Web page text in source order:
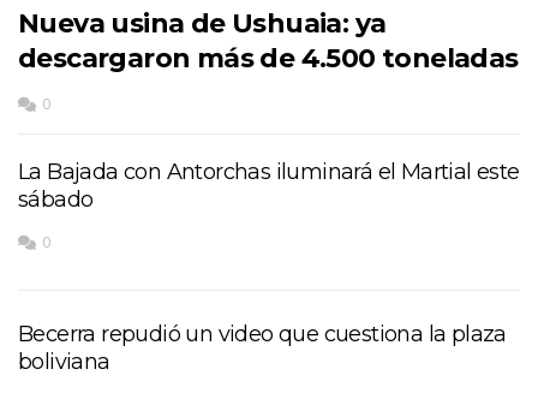
Nueva usina de Ushuaia: ya
descargaron más de 4.500 toneladas
0
La Bajada con Antorchas iluminará el Martial este
sábado
0
Becerra repudió un video que cuestiona la plaza
boliviana